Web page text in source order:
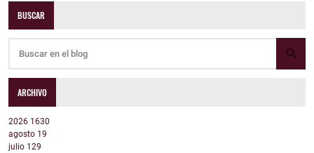
BUSCAR
ARCHIVO
2026 1630
agosto 19
julio 129